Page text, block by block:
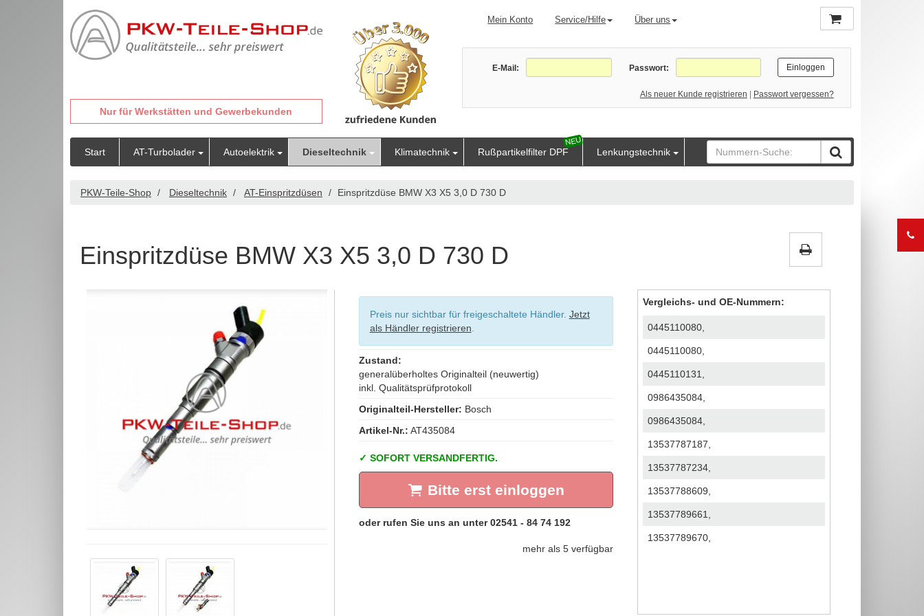
Nur für Werkstätten und Gewerbekunden
Mein Konto Service/Hilfe Über uns
E-Mail: Passwort:
Als neuer Kunde registrieren Passwort vergessen?
Start AT-Turbolader Autoelektrik Dieseltechnik Klimatechnik Rußpartikelfilter DPF Lenkungstechnik
PKW-Teile-Shop Dieseltechnik AT-Einspritzdüsen Einspritzdüse BMW X3 X5 3,0 D 730 D
Einspritzdüse BMW X3 X5 3,0 D 730 D
Preis nur sichtbar für freigeschaltete Händler. Jetzt
als Händler registrieren
Zustand:
generalüberholtes Originalteil (neuwertig)
inkl. Qualitätsprüfprotokoll
Originalteil-Hersteller: Bosch
Artikel-Nr.: AT435084
SOFORT VERSANDFERTIG.
Bitte erst einloggen
mehr als 5 verfügbar
Vergleichs- und OE-Nummern:
0445110080,
0445110080,
0445110131,
0986435084,
0986435084,
13537787187,
13537787234,
13537788609,
13537789661,
13537789670,